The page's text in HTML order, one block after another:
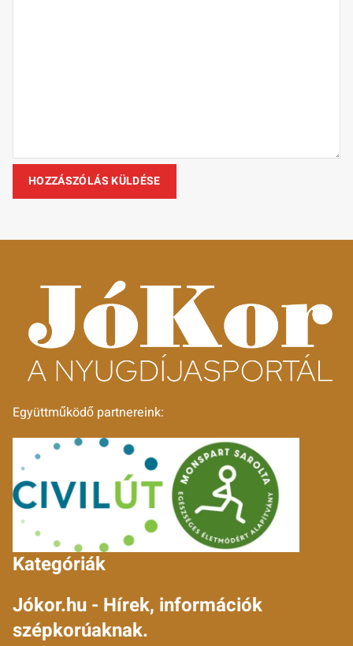
Együttműködő partnereink:
Kategóriák
Jókor.hu - Hírek, információk
szépkorúaknak.